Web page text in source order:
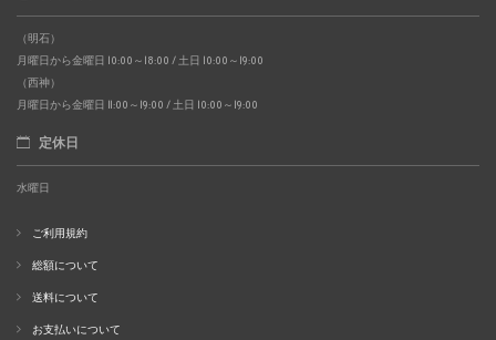
（明石）
月曜日から金曜日 10:00～18:00 / 土日 10:00～19:00
（西神）
月曜日から金曜日 11:00～19:00 / 土日 10:00～19:00
定休日
水曜日
ご利用規約
総額について
送料について
お支払いについて